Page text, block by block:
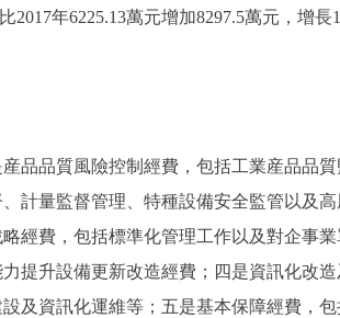
年6225.13萬元增加8297.5萬元，增
品質風險控制經費，包括工業産品品質
計量監督管理、特種設備安全監管以及
經費，包括標準化管理工作以及對企事
提升設備更新改造經費；四是資訊化改
及資訊化運維等；五是基本保障經費，包